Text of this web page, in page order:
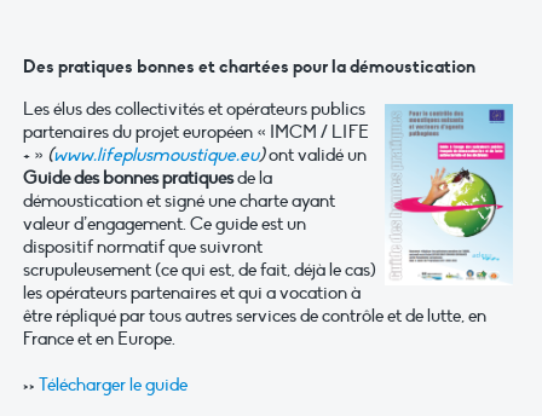
Des pratiques bonnes et chartées pour la démoustication
Les élus des collectivités et opérateurs publics
partenaires du projet européen « IMCM / LIFE
+ » (www.lifeplusmoustique.eu)ont validé un
Guide des bonnes pratiquesde la
démoustication et signé une charte ayant
valeur d’engagement. Ce guide est un
dispositif normatif que suivront
scrupuleusement (ce qui est, de fait, déjà le cas)
les opérateurs partenaires et qui a vocation à
être répliqué par tous autres services de contrôle et de lutte, en
France et en Europe.
>> Télécharger le guide